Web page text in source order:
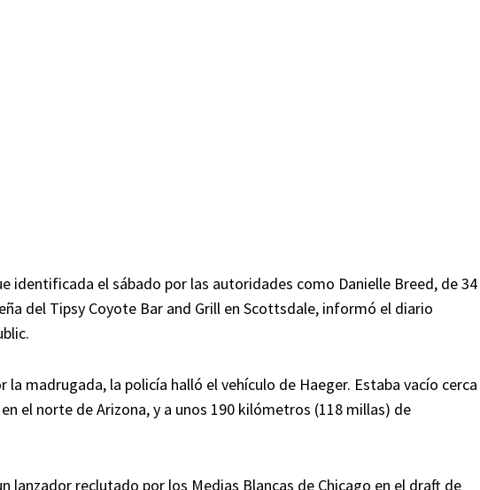
identificada el sábado por las autoridades como Danielle Breed, de 34
del Tipsy Coyote Bar and Grill en Scottsdale, informó el diario
la madrugada, la policía halló el vehículo de Haeger. Estaba vacío cerca
el norte de Arizona, y a unos 190 kilómetros (118 millas) de
lanzador reclutado por los Medias Blancas de Chicago en el draft de